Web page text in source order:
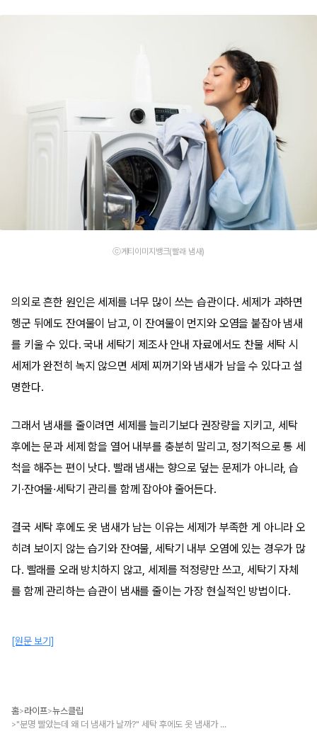
ⓒ게티이미지뱅크(빨래 냄새)
의외로 흔한 원인은 세제를 너무 많이 쓰는 습관이다. 세제가 과하면
헹군 뒤에도 잔여물이 남고, 이 잔여물이 먼지와 오염을 붙잡아 냄새
를 키울 수 있다. 국내 세탁기 제조사 안내 자료에서도 찬물 세탁 시
세제가 완전히 녹지 않으면 세제 찌꺼기와 냄새가 남을 수 있다고 설
명한다.
그래서 냄새를 줄이려면 세제를 늘리기보다 권장량을 지키고, 세탁
후에는 문과 세제 함을 열어 내부를 충분히 말리고, 정기적으로 통 세
척을 해주는 편이 낫다. 빨래 냄새는 향으로 덮는 문제가 아니라, 습
기·잔여물·세탁기 관리를 함께 잡아야 줄어든다.
결국 세탁 후에도 옷 냄새가 남는 이유는 세제가 부족한 게 아니라 오
히려 보이지 않는 습기와 잔여물, 세탁기 내부 오염에 있는 경우가 많
다. 빨래를 오래 방치하지 않고, 세제를 적정량만 쓰고, 세탁기 자체
를 함께 관리하는 습관이 냄새를 줄이는 가장 현실적인 방법이다.
[원문 보기]
홈>라이프>뉴스클립
> "분명 빨았는데 왜 더 냄새가 날까?" 세탁 후에도 옷 냄새가 안 좋은 진짜 이유